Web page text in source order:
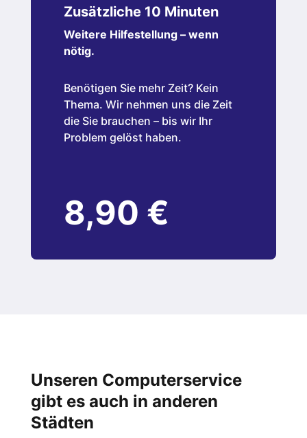
Zusätzliche 10 Minuten
Weitere Hilfestellung – wenn
nötig.
Benötigen Sie mehr Zeit? Kein
Thema. Wir nehmen uns die Zeit
die Sie brauchen – bis wir Ihr
Problem gelöst haben.
8,90 €
Unseren Computerservice
gibt es auch in anderen
Städten